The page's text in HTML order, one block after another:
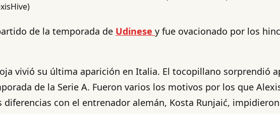
de la temporada de Udinese y fue ovacionado por los
vivió su última aparición en Italia. El tocopillano sorprendió
de la Serie A. Fueron varios los motivos por los que
con el entrenador alemán, Kosta Runjaić,